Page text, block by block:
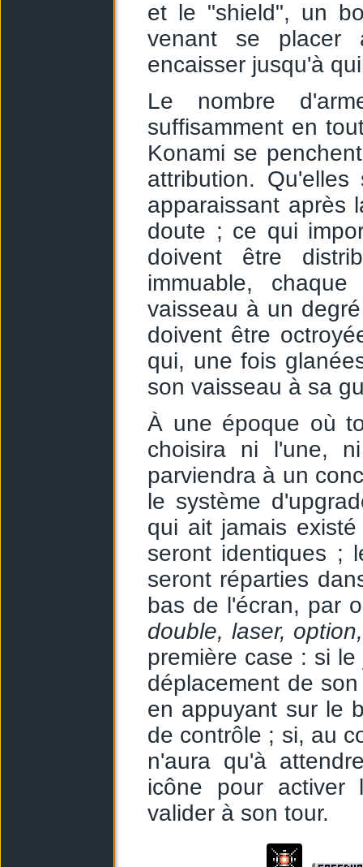
et le "shield", un
venant se placer
encaisser jusqu'à
Le nombre
suffisamment en
Konami se
attribution.
apparaissant après
doute ; ce qui
doivent être
immuable,
vaisseau à un
doivent être
qui, une fois
son vaisseau à sa
À une époque où
choisira ni l'une,
parviendra à un
le système
qui ait jamais
seront identiques ;
seront réparties
bas de l'écran, par
double, laser,
première case : si
déplacement de
en appuyant sur le
de contrôle ; si, au
n'aura qu'à
icône pour
valider à son tour.